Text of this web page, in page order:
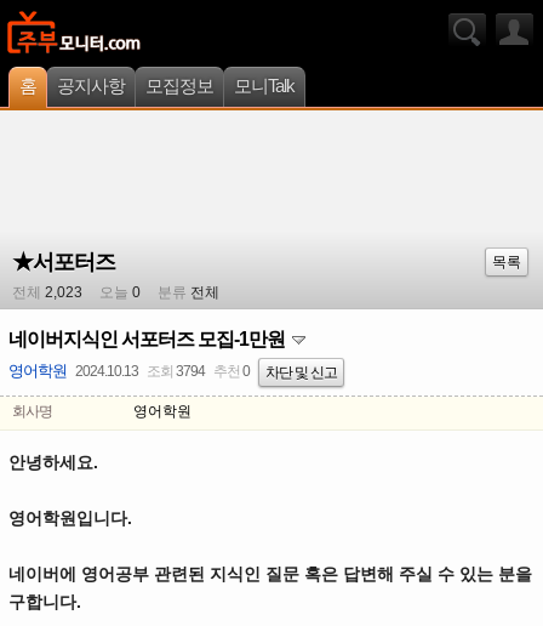
홈 공지사항 모집정보 모니Talk
★서포터즈
목록
전체 2,023 오늘 0 분류 전체
네이버지식인 서포터즈 모집-1만원
영어학원 2024.10.13 조회 3794 추천 0 차단 및 신고
회사명 영어학원
안녕하세요.
영어학원입니다.
네이버에 영어공부 관련된 지식인 질문 혹은 답변해 주실 수 있는 분을
구합니다.